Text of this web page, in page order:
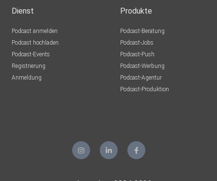
Dienst
Podcast anmelden
Podcast hochladen
Podcast-Events
Registrierung
Anmeldung
Produkte
Podcast-Beratung
Podcast-Jobs
Podcast-Push
Podcast-Werbung
Podcast-Agentur
Podcast-Produktion